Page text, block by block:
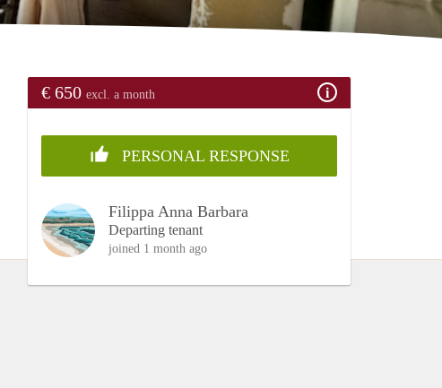
€ 650 excl. a month
PERSONAL RESPONSE
Filippa Anna Barbara
Departing tenant
joined 1 month ago